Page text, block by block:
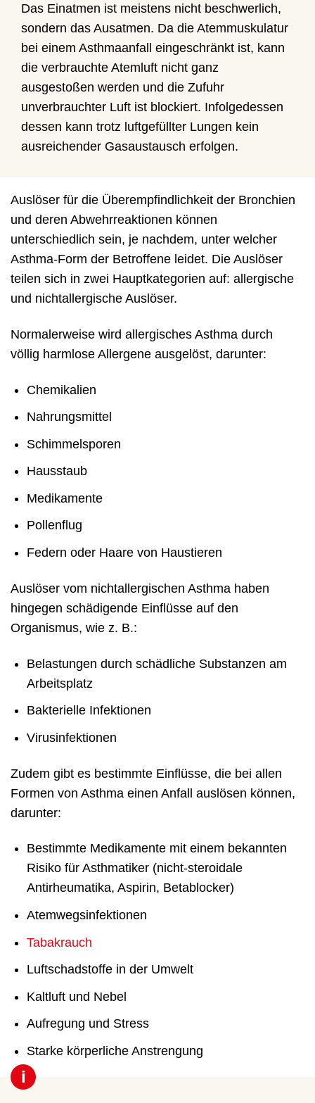
Das Einatmen ist meistens nicht beschwerlich,
sondern das Ausatmen. Da die Atemmuskulatur
bei einem Asthmaanfall eingeschränkt ist, kann
die verbrauchte Atemluft nicht ganz
ausgestoßen werden und die Zufuhr
unverbrauchter Luft ist blockiert. Infolgedessen
dessen kann trotz luftgefüllter Lungen kein
ausreichender Gasaustausch erfolgen.
Auslöser für die Überempfindlichkeit der Bronchien
und deren Abwehrreaktionen können
unterschiedlich sein, je nachdem, unter welcher
Asthma-Form der Betroffene leidet. Die Auslöser
teilen sich in zwei Hauptkategorien auf: allergische
und nichtallergische Auslöser.
Normalerweise wird allergisches Asthma durch
völlig harmlose Allergene ausgelöst, darunter:
Chemikalien
Nahrungsmittel
Schimmelsporen
Hausstaub
Medikamente
Pollenflug
Federn oder Haare von Haustieren
Auslöser vom nichtallergischen Asthma haben
hingegen schädigende Einflüsse auf den
Organismus, wie z. B.:
Belastungen durch schädliche Substanzen am
Arbeitsplatz
Bakterielle Infektionen
Virusinfektionen
Zudem gibt es bestimmte Einflüsse, die bei allen
Formen von Asthma einen Anfall auslösen können,
darunter:
Bestimmte Medikamente mit einem bekannten
Risiko für Asthmatiker (nicht-steroidale
Antirheumatika, Aspirin, Betablocker)
Atemwegsinfektionen
Tabakrauch
Luftschadstoffe in der Umwelt
Kaltluft und Nebel
Aufregung und Stress
Starke körperliche Anstrengung
i